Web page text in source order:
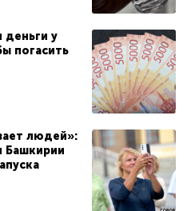
деньги у
погасить
людей»:
Башкирии